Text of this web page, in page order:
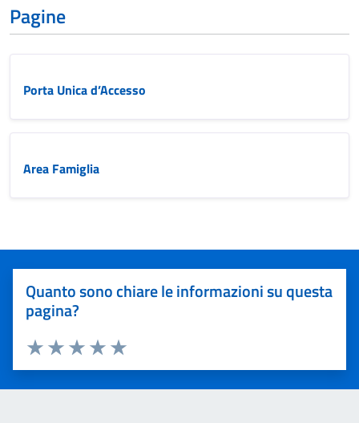
Pagine
Porta Unica d’Accesso
Area Famiglia
Quanto sono chiare le informazioni su questa
pagina?
Valuta 5 stelle su 5
Valuta 4 stelle su 5
Valuta 3 stelle su 5
Valuta 2 stelle su 5
Valuta 1 stelle su 5